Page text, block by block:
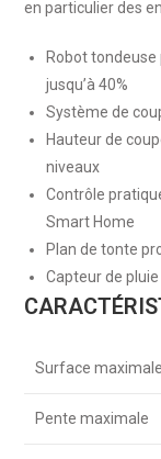
en particulier des
Robot tondeuse
jusqu’à 40%
Système de
Hauteur de
niveaux
Contrôle
Smart Home
Plan de tonte
Capteur de
Surface maximale
Pente maximale